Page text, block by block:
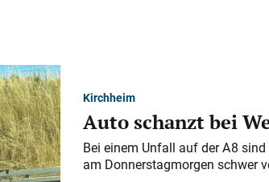
Kirchheim
Auto schanzt bei
Bei einem Unfall auf der A 8
am Donnerstagmorgen schwer